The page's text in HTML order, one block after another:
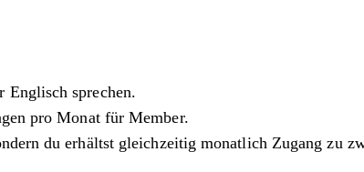
Englisch sprechen.
pro Monat für Member.
du erhältst gleichzeitig monatlich Zugang zu